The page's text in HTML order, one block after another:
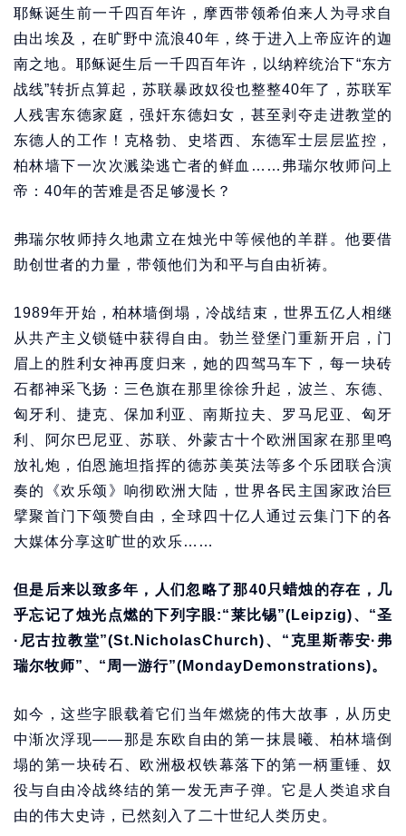
耶稣诞生前一千四百年许，摩西带领希伯来人为寻求自
由出埃及，在旷野中流浪40年，终于进入上帝应许的迦
南之地。耶稣诞生后一千四百年许，以纳粹统治下“东方
战线”转折点算起，苏联暴政奴役也整整40年了，苏联军
人残害东德家庭，强奸东德妇女，甚至剥夺走进教堂的
东德人的工作！克格勃、史塔西、东德军士层层监控，
柏林墙下一次次溅染逃亡者的鲜血……弗瑞尔牧师问上
帝：40年的苦难是否足够漫长？
弗瑞尔牧师持久地肃立在烛光中等候他的羊群。他要借
助创世者的力量，带领他们为和平与自由祈祷。
1989年开始，柏林墙倒塌，冷战结束，世界五亿人相继
从共产主义锁链中获得自由。勃兰登堡门重新开启，门
眉上的胜利女神再度归来，她的四驾马车下，每一块砖
石都神采飞扬：三色旗在那里徐徐升起，波兰、东德、
匈牙利、捷克、保加利亚、南斯拉夫、罗马尼亚、匈牙
利、阿尔巴尼亚、苏联、外蒙古十个欧洲国家在那里鸣
放礼炮，伯恩施坦指挥的德苏美英法等多个乐团联合演
奏的《欢乐颂》响彻欧洲大陆，世界各民主国家政治巨
擘聚首门下颂赞自由，全球四十亿人通过云集门下的各
大媒体分享这旷世的欢乐……
但是后来以致多年，人们忽略了那40只蜡烛的存在，几
乎忘记了烛光点燃的下列字眼:“莱比锡”(Leipzig)、“圣
·尼古拉教堂”(St.NicholasChurch)、“克里斯蒂安·弗
瑞尔牧师”、“周一游行”(MondayDemonstrations)。
如今，这些字眼载着它们当年燃烧的伟大故事，从历史
中渐次浮现——那是东欧自由的第一抹晨曦、柏林墙倒
塌的第一块砖石、欧洲极权铁幕落下的第一柄重锤、奴
役与自由冷战终结的第一发无声子弹。它是人类追求自
由的伟大史诗，已然刻入了二十世纪人类历史。